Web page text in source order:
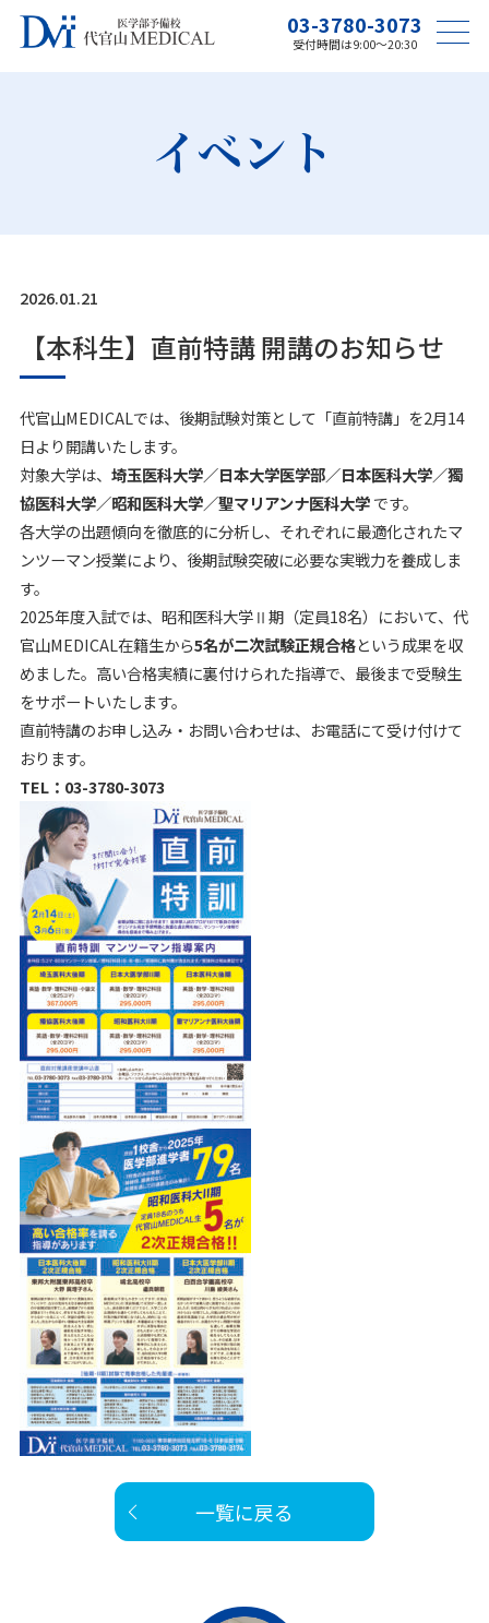
03-3780-3073
受付時間は9:00〜20:30
イベント
2026.01.21
【本科生】直前特講 開講のお知らせ
代官山MEDICALでは、後期試験対策として「直前特講」を2月14
日より開講いたします。
対象大学は、 埼玉医科大学／日本大学医学部／日本医科大学／獨
協医科大学／昭和医科大学／聖マリアンナ医科大学です。
各大学の出題傾向を徹底的に分析し、それぞれに最適化されたマ
ンツーマン授業により、後期試験突破に必要な実戦力を養成しま
す。
2025年度入試では、昭和医科大学Ⅱ期（定員18名）において、代
官山MEDICAL在籍生から5名が二次試験正規合格という成果を収
めました。高い合格実績に裏付けられた指導で、最後まで受験生
をサポートいたします。
直前特講のお申し込み・お問い合わせは、お電話にて受け付けて
おります。
TEL：03-3780-3073
一覧に戻る